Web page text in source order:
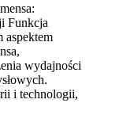
Funkcja
aspektem
wydajności
i technologii,